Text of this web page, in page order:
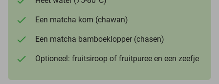
Een matcha kom (chawan)
Een matcha bamboeklopper (chasen)
Optioneel: fruitsiroop of fruitpuree en een zeefje